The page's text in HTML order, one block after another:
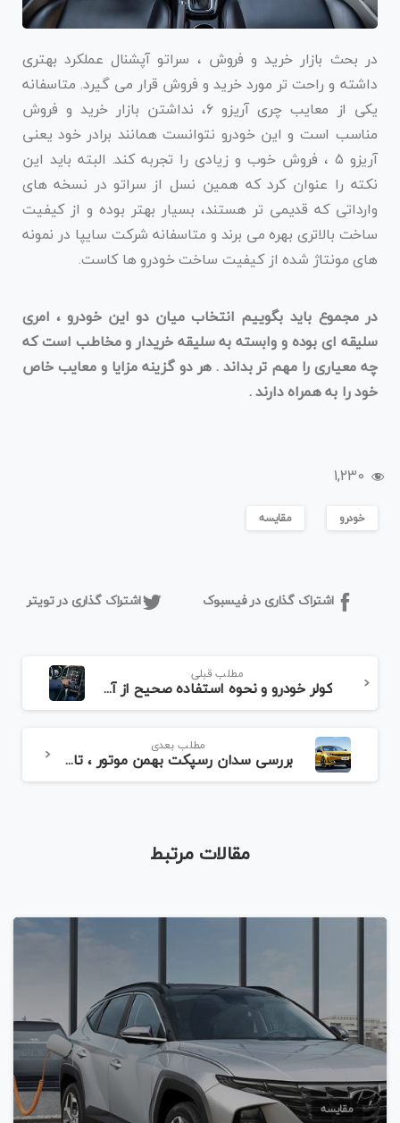
در بحث بازار خرید و فروش ، سراتو آپشنال عملکرد بهتری
داشته و راحت تر مورد خرید و فروش قرار می گیرد. متاسفانه
یکی از معایب چری آریزو ۶، نداشتن بازار خرید و فروش
مناسب است و این خودرو نتوانست همانند برادر خود یعنی
آریزو ۵ ، فروش خوب و زیادی را تجربه کند. البته باید این
نکته را عنوان کرد که همین نسل از سراتو در نسخه های
وارداتی که قدیمی تر هستند، بسیار بهتر بوده و از کیفیت
ساخت بالاتری بهره می برند و متاسفانه شرکت سایپا در نمونه
های مونتاژ شده از کیفیت ساخت خودرو ها کاست.
در مجموع باید بگوییم انتخاب میان دو این خودرو ، امری
سلیقه ای بوده و وابسته به سلیقه خریدار و مخاطب است که
چه معیاری را مهم تر بداند . هر دو گزینه مزایا و معایب خاص
خود را به همراه دارند .
1,230
خودرو مقایسه
اشتراک گذاری در فیسبوک اشتراک گذاری در تویتر
مطلب قبلی
کولر خودرو و نحوه استفاده صحیح از آن
مطلب بعدی
بررسی سدان رسپکت بهمن موتور ، تازه وارد به بازار خودروی ایران!
مقالات مرتبط
مقایسه